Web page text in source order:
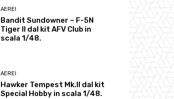
AEREI
Bandit Sundowner – F-5N
Tiger II dal kit AFV Club in
scala 1/48.
AEREI
Hawker Tempest Mk.II dal kit
Special Hobby in scala 1/48.